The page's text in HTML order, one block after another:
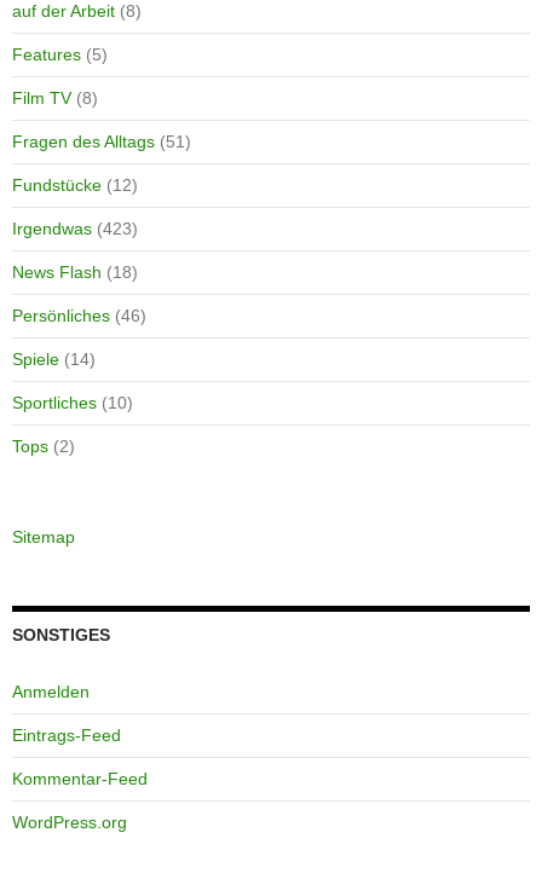
auf der Arbeit (8)
Features (5)
Film TV(8)
Fragen des Alltags (51)
Fundstücke (12)
Irgendwas (423)
News Flash (18)
Persönliches (46)
Spiele (14)
Sportliches (10)
Tops (2)
Sitemap
SONSTIGES
Anmelden
Eintrags-Feed
Kommentar-Feed
WordPress.org